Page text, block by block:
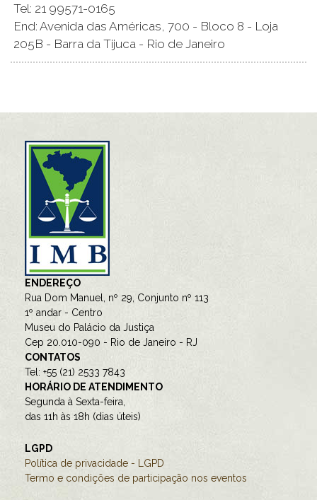
Tel: 21 99571-0165
End: Avenida das Américas, 700 - Bloco 8 - Loja
205B - Barra da Tijuca - Rio de Janeiro
ENDEREÇO
Rua Dom Manuel, nº 29, Conjunto nº 113
1º andar - Centro
Museu do Palácio da Justiça
Cep 20.010-090 - Rio de Janeiro - RJ
CONTATOS
Tel: +55 (21) 2533 7843
HORÁRIO DE ATENDIMENTO
Segunda à Sexta-feira,
das 11h às 18h (dias úteis)
LGPD
Política de privacidade - LGPD
Termo e condições de participação nos eventos